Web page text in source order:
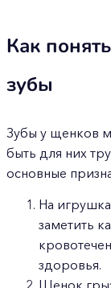
Как
зубы
Зубы у щенков
быть для них
основные
На
заметить
здоровья.